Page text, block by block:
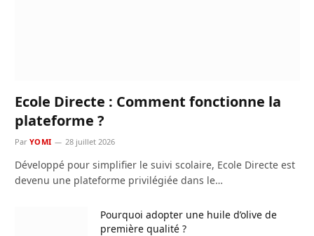
Ecole Directe : Comment fonctionne la
plateforme ?
Par YOMI 28 juillet 2026
Développé pour simplifier le suivi scolaire, Ecole Directe est
devenu une plateforme privilégiée dans le…
Pourquoi adopter une huile d’olive de
première qualité ?